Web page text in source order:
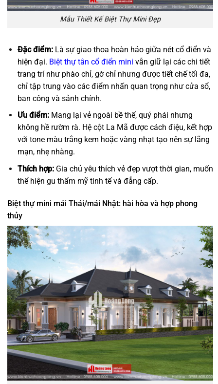
Mẫu Thiết Kế Biệt Thự Mini Đẹp
Đặc điểm:Là sự giao thoa hoàn hảo giữa nét cổ điển và
hiện đại. Biệt thự tân cổ điển mini vẫn giữ lại các chi tiết
trang trí như phào chỉ, gờ chỉ nhưng được tiết chế tối đa,
chỉ tập trung vào các điểm nhấn quan trọng như cửa sổ,
ban công và sảnh chính.
Ưu điểm:Mang lại vẻ ngoài bề thế, quý phái nhưng
không hề rườm rà. Hệ cột La Mã được cách điệu, kết hợp
với tone màu trắng kem hoặc vàng nhạt tạo nên sự lãng
mạn, nhẹ nhàng.
Thích hợp:Gia chủ yêu thích vẻ đẹp vượt thời gian, muốn
thể hiện gu thẩm mỹ tinh tế và đẳng cấp.
Biệt thự mini mái Thái/mái Nhật: hài hòa và hợp phong
thủy